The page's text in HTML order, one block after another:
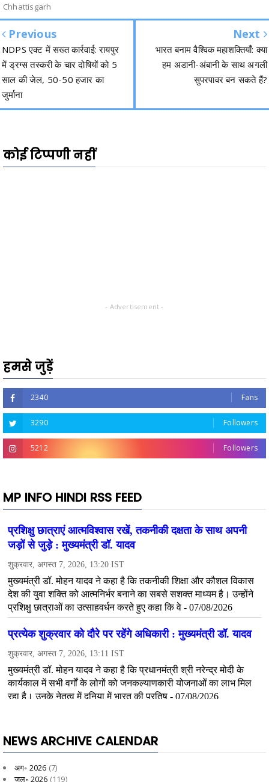
Chhattisgarh
Previous
NDPS एक्ट में सख्त कार्रवाई: रायपुर
में ड्रग्स तस्करी के चार दोषियों को 5
साल की जेल, 50-50 हजार का
जुर्माना
Next
भारत बनाम वैश्विक महाशक्तियाँ: क्या
हम अडानी-अंबानी के साथ अगली
सुपरपावर बन सकते हैं?
कोई टिप्पणी नहीं
- Advertisement -
हमसे जुड़ें
2340 Fans
3290 Followers
5212 Followers
MP INFO HINDI RSS FEED
NEWS ARCHIVE CALENDAR
अग॰ 2026 (7)
जुल॰ 2026 (119)